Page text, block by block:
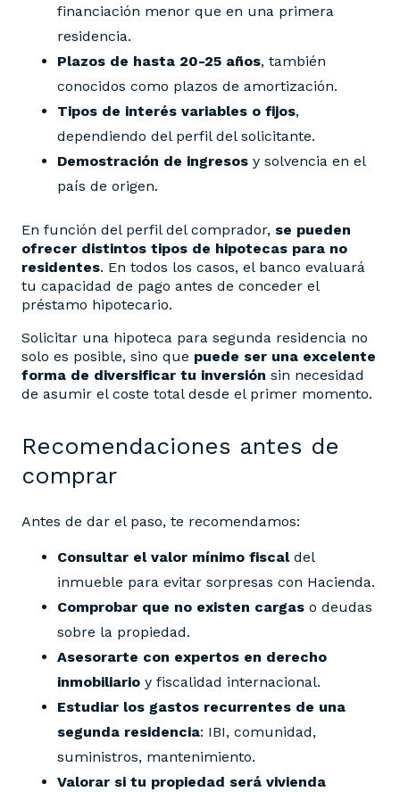
financiación menor que en una primera
residencia.
Plazos de hasta 20-25 años, también
conocidos como plazos de amortización.
Tipos de interés variables o fijos,
dependiendo del perfil del solicitante.
Demostración de ingresos y solvencia en el
país de origen.
En función del perfil del comprador, se pueden
ofrecer distintos tipos de hipotecas para no
residentes. En todos los casos, el banco evaluará
tu capacidad de pago antes de conceder el
préstamo hipotecario.
Solicitar una hipoteca para segunda residencia no
solo es posible, sino que puede ser una excelente
forma de diversificar tu inversión sin necesidad
de asumir el coste total desde el primer momento.
Recomendaciones antes de
comprar
Antes de dar el paso, te recomendamos:
Consultar el valor mínimo fiscaldel
inmueble para evitar sorpresas con Hacienda.
Comprobar que no existen cargas o deudas
sobre la propiedad.
Asesorarte con expertos en derecho
inmobiliario y fiscalidad internacional.
Estudiar los gastos recurrentes de una
segunda residencia: IBI, comunidad,
suministros, mantenimiento.
Valorar si tu propiedad será vivienda